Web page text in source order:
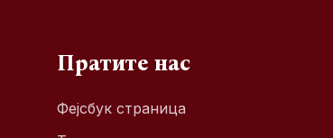
Пратите нас
Фејсбук страница